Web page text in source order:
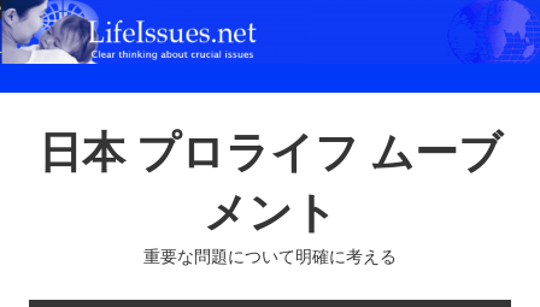
Skip
to
日本 プロライフ ムーブ
メント
重要な問題について明確に考える